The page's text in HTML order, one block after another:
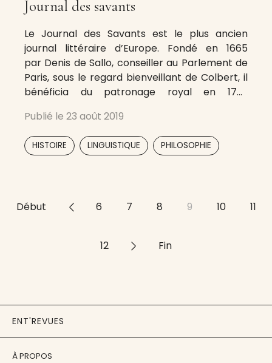
Journal des savants
Le Journal des Savants est le plus ancien
journal littéraire d’Europe. Fondé en 1665
par Denis de Sallo, conseiller au Parlement de
Paris, sous le regard bienveillant de Colbert, il
bénéficia du patronage royal en 1701.
1816 : jusqu’en 1900, il fut édité aux frais de l’État
par un bureau présidé par le
Publié le 23 août 2019
HISTOIRE LINGUISTIQUE PHILOSOPHIE
Début << 6 7 8 9 10 11
12 >> Fin
ENT'REVUES
À PROPOS